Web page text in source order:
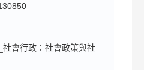
會行政：社會政策與社